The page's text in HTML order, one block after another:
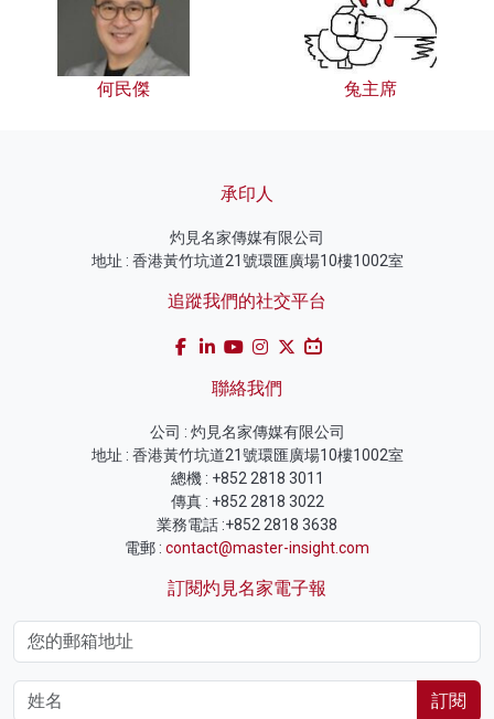
何民傑 兔主席
承印人
灼見名家傳媒有限公司
地址 : 香港黃竹坑道21號環匯廣場10樓1002室
追蹤我們的社交平台
聯絡我們
公司 : 灼見名家傳媒有限公司
地址 : 香港黃竹坑道21號環匯廣場10樓1002室
總機 : +852 2818 3011
傳真 : +852 2818 3022
業務電話 :+852 2818 3638
電郵 : contact@master-insight.com
訂閱灼見名家電子報
訂閱